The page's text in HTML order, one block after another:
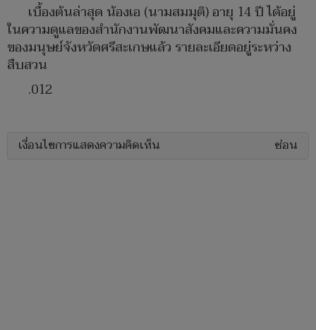
เบื้องต้นล่าสุด น้องเอ (นามสมมุติ) อายุ 14 ปี ได้อยู่
ในความดูแลของสำนักงานพัฒนาสังคมและความมั่นคง
ของมนุษย์จังหวัดศรีสะเกษแล้ว รายละเอียดอยู่ระหว่าง
สืบสวน
.012
เงื่อนไขการแสดงความคิดเห็น ซ่อน